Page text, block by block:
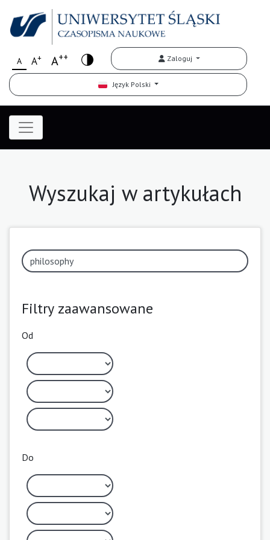
A A+ A++ Zaloguj
Język Polski
Wyszukaj w artykułach
Filtry zaawansowane
Od
Do